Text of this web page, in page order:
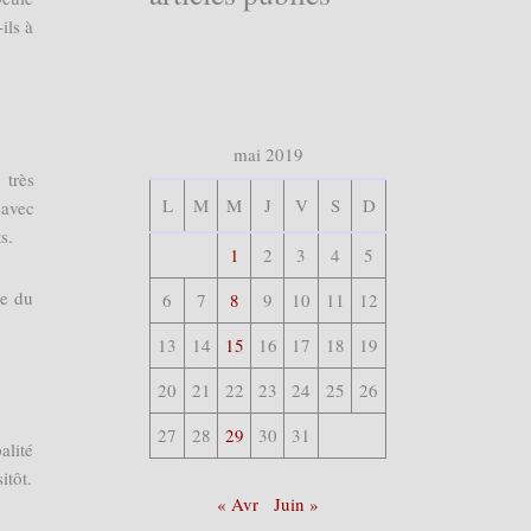
à
très
du
mai 2019
L M M J V S D
1 2 3 4
5
6
7 8 9 10 11
12
13
14 15 16 17 18
19
20
21 22 23 24 25
26
27
28 29 30 31
« Avr Juin »